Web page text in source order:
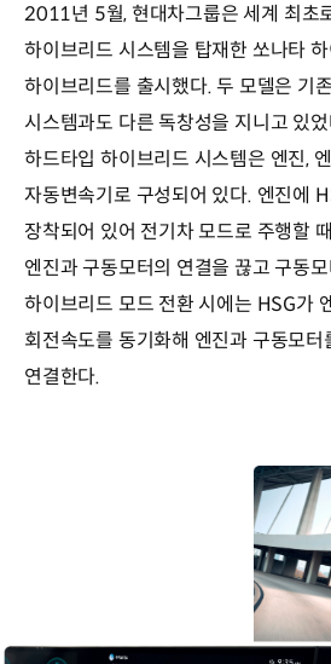
2011년 5월, 현대차그룹은 세계 최초
하이브리드 시스템을 탑재한 쏘나타
하이브리드를 출시했다. 두 모델은 기
시스템과도 다른 독창성을 지니고 있
하드타입 하이브리드 시스템은 엔진,
자동변속기로 구성되어 있다. 엔진에
장착되어 있어 전기차 모드로 주행할
엔진과 구동모터의 연결을 끊고 구동
하이브리드 모드 전환 시에는 HSG가
회전속도를 동기화해 엔진과 구동모터
연결한다.